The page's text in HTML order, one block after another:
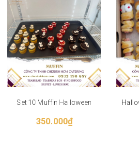
Set 10 Muffin Halloween
350.000₫